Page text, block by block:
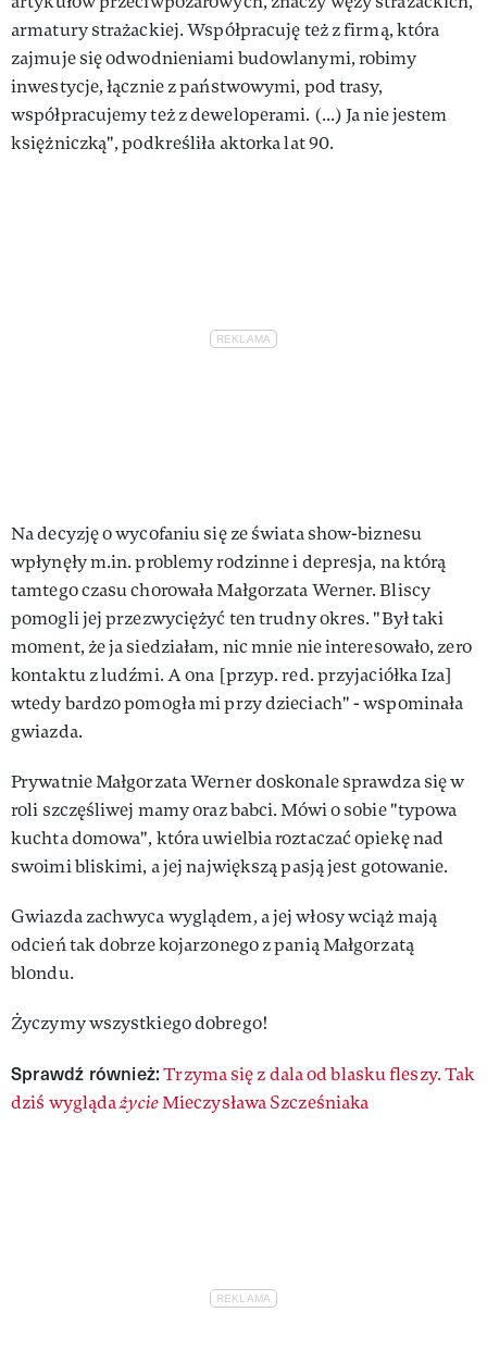
armatury strażackiej. Współpracuję też z firmą, która
zajmuje się odwodnieniami budowlanymi, robimy
inwestycje, łącznie z państwowymi, pod trasy,
współpracujemy też z deweloperami. (...) Ja nie jestem
księżniczką", podkreśliła aktorka lat 90.
Na decyzję o wycofaniu się ze świata show-biznesu
wpłynęły m.in. problemy rodzinne i depresja, na którą
tamtego czasu chorowała Małgorzata Werner. Bliscy
pomogli jej przezwyciężyć ten trudny okres. "Był taki
moment, że ja siedziałam, nic mnie nie interesowało, zero
kontaktu z ludźmi. A ona [przyp. red. przyjaciółka Iza]
wtedy bardzo pomogła mi przy dzieciach" - wspominała
gwiazda.
Prywatnie Małgorzata Werner doskonale sprawdza się w
roli szczęśliwej mamy oraz babci. Mówi o sobie "typowa
kuchta domowa", która uwielbia roztaczać opiekę nad
swoimi bliskimi, a jej największą pasją jest gotowanie.
Gwiazda zachwyca wyglądem, a jej włosy wciąż mają
odcień tak dobrze kojarzonego z panią Małgorzatą
blondu.
Życzymy wszystkiego dobrego!
Sprawdź również: Trzyma się z dala od blasku fleszy. Tak
dziś wyglądażycieMieczysława Szcześniaka